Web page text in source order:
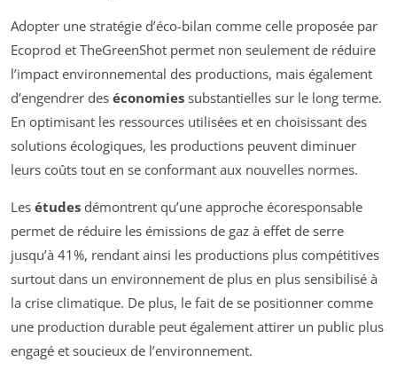
Adopter une stratégie d’éco-bilan comme celle proposée par
Ecoprod et TheGreenShot permet non seulement de réduire
l’impact environnemental des productions, mais également
d’engendrer des économies substantielles sur le long terme.
En optimisant les ressources utilisées et en choisissant des
solutions écologiques, les productions peuvent diminuer
leurs coûts tout en se conformant aux nouvelles normes.
Les études démontrent qu’une approche écoresponsable
permet de réduire les émissions de gaz à effet de serre
jusqu’à 41%, rendant ainsi les productions plus compétitives
surtout dans un environnement de plus en plus sensibilisé à
la crise climatique. De plus, le fait de se positionner comme
une production durable peut également attirer un public plus
engagé et soucieux de l’environnement.